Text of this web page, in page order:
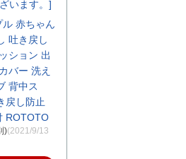
赤ちゃん
吐き戻し
ション 出
バー 洗え
背中ス
戻し防止
ROTOTO
)(2021/9/13